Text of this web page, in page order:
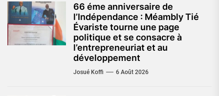
66 éme anniversaire de
l’Indépendance : Méambly Tié
Évariste tourne une page
politique et se consacre à
l’entrepreneuriat et au
développement
Josué Koffi 6 Août 2026